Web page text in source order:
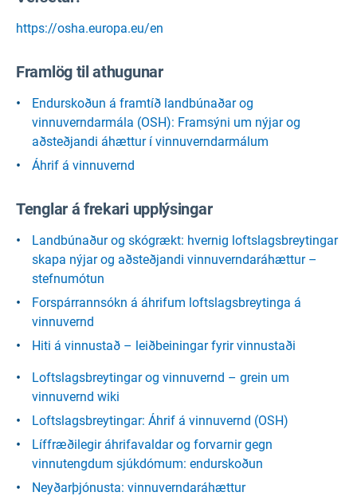
https://osha.europa.eu/en
Framlög til athugunar
Endurskoðun á framtíð landbúnaðar og
vinnuverndarmála (OSH): Framsýni um nýjar og
aðsteðjandi áhættur í vinnuverndarmálum
Áhrif á vinnuvernd
Tenglar á frekari upplýsingar
Landbúnaður og skógrækt: hvernig loftslagsbreytingar
skapa nýjar og aðsteðjandi vinnuverndaráhættur –
stefnumótun
Forspárrannsókn á áhrifum loftslagsbreytinga á
vinnuvernd
Hiti á vinnustað – leiðbeiningar fyrir vinnustaði
Loftslagsbreytingar og vinnuvernd – grein um
vinnuvernd wiki
Loftslagsbreytingar: Áhrif á vinnuvernd (OSH)
Líffræðilegir áhrifavaldar og forvarnir gegn
vinnutengdum sjúkdómum: endurskoðun
Neyðarþjónusta: vinnuverndaráhættur